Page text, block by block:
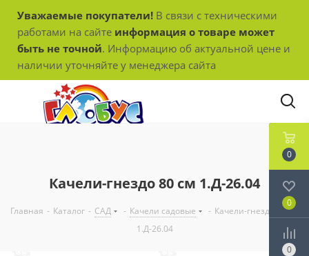
Уважаемые покупатели! В связи с техническими
работами на сайте информация о товаре может
быть не точной. Информацию об актуальной цене и
наличии уточняйте у менеджера сайта
Качели-гнездо 80 см 1.Д-26.04
Главная - Каталог - САД - Качели садовые - Качели-гнездо 80 см
1.Д-26.04
0
0
0